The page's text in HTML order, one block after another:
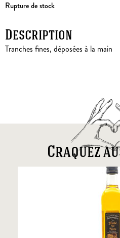
Rupture de stock
Description
Tranches fines, déposées à la main
Craquez